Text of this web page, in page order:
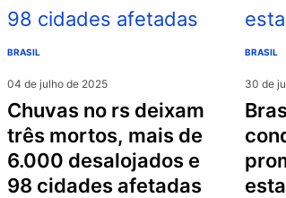
BRASIL
04 de julho de 2025
chuvas no rs deixam
três mortos, mais de
6.000 desalojados e
98 cidades afetadas
BRASIL
30 de
brasileiro é